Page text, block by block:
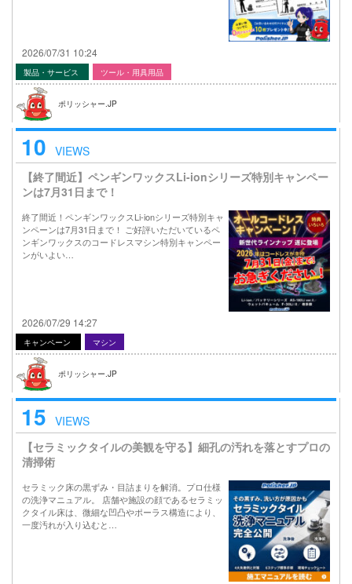
2026/07/31 10:24
製品・サービス ツール・用具用品
ポリッシャー.JP
10 VIEWS
【終了間近】ペンギンワックスLi-ionシリーズ特別キャンペー
ンは7月31日まで！
終了間近！ペンギンワックスLi-ionシリーズ特別キャ
ンペーンは7月31日まで！ ご好評いただいているペ
ンギンワックスのコードレスマシン特別キャンペー
ンがいよい…
2026/07/29 14:27
キャンペーン マシン
ポリッシャー.JP
15 VIEWS
【セラミックタイルの美観を守る】細孔の汚れを落とすプロの
清掃術
セラミック床の黒ずみ・目詰まりを解消。プロ仕様
の洗浄マニュアル。 店舗や施設の顔であるセラミッ
クタイル床は、微細な凹凸やポーラス構造により、
一度汚れが入り込むと…